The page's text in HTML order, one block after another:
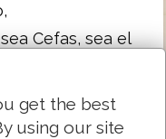
Cefas, sea el
muerte, sea lo
todo es
de Dios.
get the best
using our site